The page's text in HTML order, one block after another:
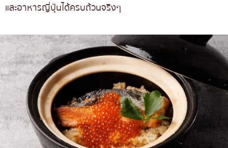
และอาหารญี่ปุ่นได้ครบถ้วนจริงๆ